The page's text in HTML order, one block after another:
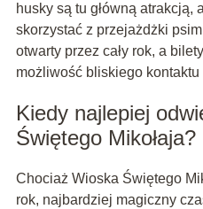
husky są tu główną atrakcją,
skorzystać z przejażdżki
otwarty przez cały rok, a
możliwość bliskiego kontaktu
Kiedy najlepiej
Świętego Mikołaja?
Chociaż Wioska Świętego
rok, najbardziej magiczny